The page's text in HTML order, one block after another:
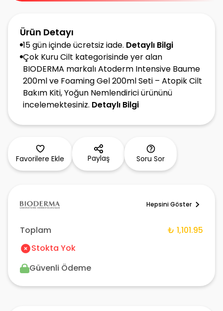
Ürün Detayı
15 gün içinde ücretsiz iade. Detaylı Bilgi
Çok Kuru Cilt kategorisinde yer alan
BIODERMA markalı Atoderm Intensive Baume
200ml ve Foaming Gel 200ml Seti – Atopik Cilt
Bakım Kiti, Yoğun Nemlendirici ürününü
incelemektesiniz. Detaylı Bilgi
Favorilere Ekle Paylaş Soru Sor
Hepsini Göster
Toplam
₺ 1,101.95
Stokta Yok
Güvenli Ödeme